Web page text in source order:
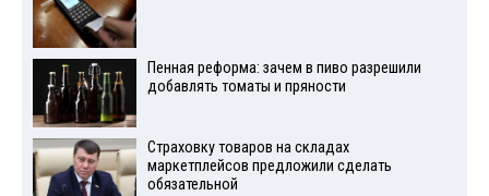
Пенная реформа: зачем в пиво разрешили
добавлять томаты и пряности
Страховку товаров на складах
маркетплейсов предложили сделать
обязательной